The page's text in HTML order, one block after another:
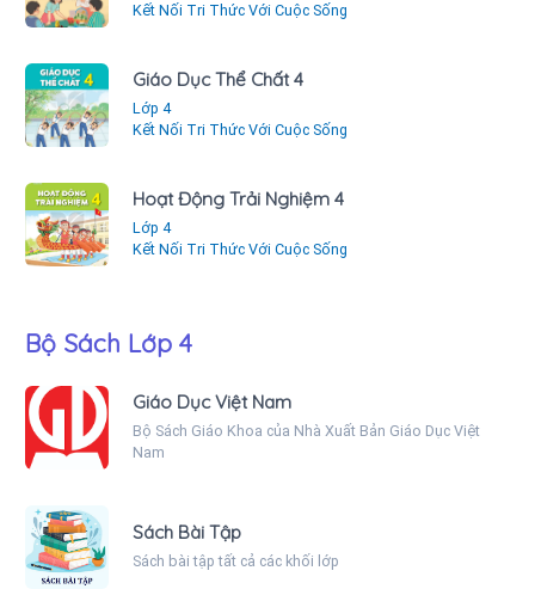
Kết Nối Tri Thức Với Cuộc Sống
Giáo Dục Thể Chất 4
Lớp 4
Kết Nối Tri Thức Với Cuộc Sống
Hoạt Động Trải Nghiệm 4
Lớp 4
Kết Nối Tri Thức Với Cuộc Sống
Bộ Sách Lớp 4
Giáo Dục Việt Nam
Bộ Sách Giáo Khoa của Nhà Xuất Bản Giáo Dục Việt
Nam
Sách Bài Tập
Sách bài tập tất cả các khối lớp